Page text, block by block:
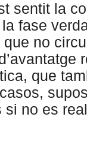
sentit la
fase
no
que
si no es